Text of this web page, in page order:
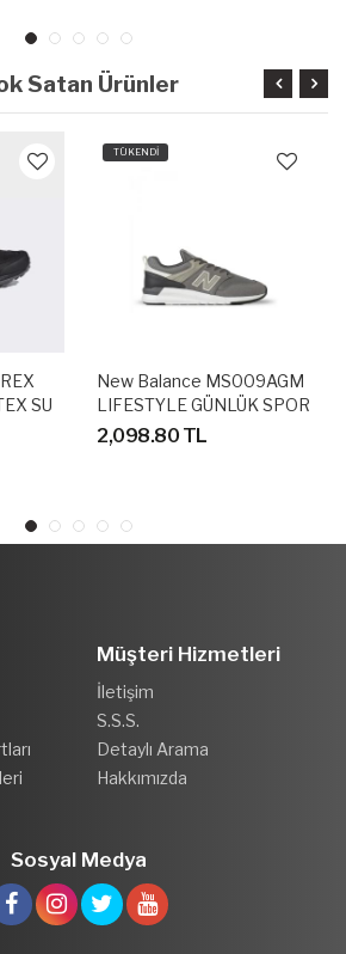
Satan Ürünler
SU
TÜKENDİ
New Balance MS009AGM
LIFESTYLE GÜNLÜK SPOR
AYAKKABI
2,098.80 TL
Müşteri Hizmetleri
İletişim
S.S.S.
Detaylı Arama
Hakkımızda
Sosyal Medya